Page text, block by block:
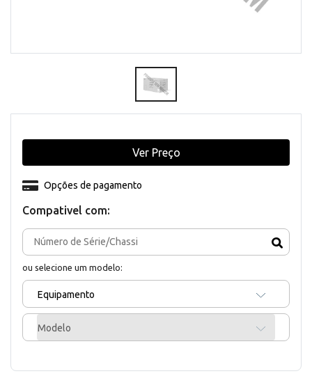
Compativel com:
ou selecione um modelo:
Equipamento
Modelo
Opções de pagamento
Ver Preço